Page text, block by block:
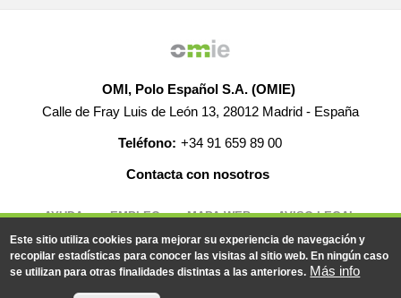
OMI, Polo Español S.A. (OMIE)
Calle de Fray Luis de León 13, 28012 Madrid - España
Teléfono: +34 91 659 89 00
Contacta con nosotros
© 2019-2026 - Todos los derechos reservados
AYUDA EMPLEO MAPA WEB AVISO LEGAL
Este sitio utiliza cookies para mejorar su experiencia de navegación y
recopilar estadísticas para conocer las visitas al sitio web. En ningún caso
se utilizan para otras finalidades distintas a las anteriores. Más info